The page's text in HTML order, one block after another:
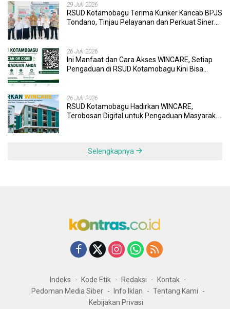
29 Juli 2026
RSUD Kotamobagu Terima Kunker Kancab BPJS
Tondano, Tinjau Pelayanan dan Perkuat Sinergi
26 Juli 2026
Ini Manfaat dan Cara Akses WINCARE, Setiap
Pengaduan di RSUD Kotamobagu Kini Bisa
26 Juli 2026
RSUD Kotamobagu Hadirkan WINCARE,
Terobosan Digital untuk Pengaduan Masyarakat
Selengkapnya
Indeks Kode Etik Redaksi
Kontak
Pedoman Media Siber
Info Iklan
Tentang Kami
Kebijakan Privasi